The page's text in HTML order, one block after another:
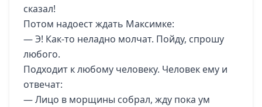
сказал!
Потом надоест ждать Максимке:
— Э! Как-то неладно молчат. Пойду, спрошу
любого.
Подходит к любому человеку. Человек ему и
отвечат:
— Лицо в морщины собрал, жду пока ум